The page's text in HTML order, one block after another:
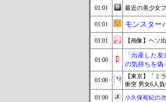
01:01 最近の美少女
01:01 モンスター
01:01 【画像】ヘソ
01:00
「出産した
の気持ちを偽
01:00
【東京】「ミ
衝突 男女6人
01:00 小久保裕紀の